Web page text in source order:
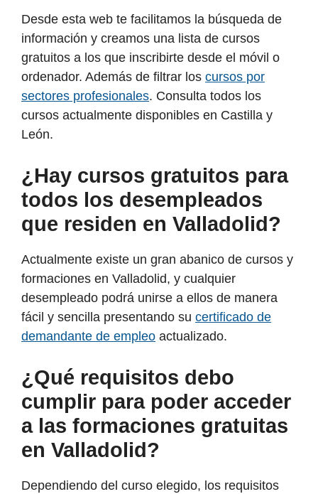
Desde esta web te facilitamos la búsqueda de
información y creamos una lista de cursos
gratuitos a los que inscribirte desde el móvil o
ordenador. Además de filtrar los cursos por
sectores profesionales. Consulta todos los
cursos actualmente disponibles en Castilla y
León.
¿Hay cursos gratuitos para
todos los desempleados
que residen en Valladolid?
Actualmente existe un gran abanico de cursos y
formaciones en Valladolid, y cualquier
desempleado podrá unirse a ellos de manera
fácil y sencilla presentando su certificado de
demandante de empleo actualizado.
¿Qué requisitos debo
cumplir para poder acceder
a las formaciones gratuitas
en Valladolid?
Dependiendo del curso elegido, los requisitos